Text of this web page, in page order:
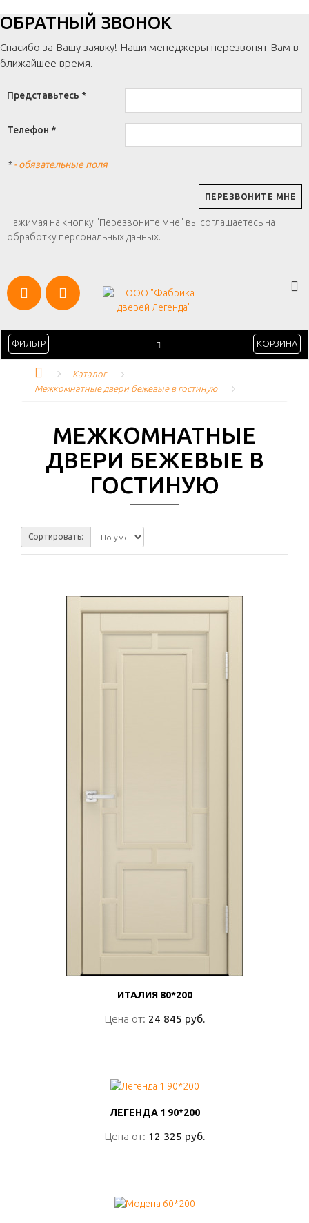
ОБРАТНЫЙ ЗВОНОК
Спасибо за Вашу заявку! Наши менеджеры перезвонят Вам в
ближайшее время.
Представьтесь *
Телефон *
*- обязательные поля
Нажимая на кнопку "Перезвоните мне" вы соглашаетесь на
обработку персональных данных.
ФИЛЬТР КОРЗИНА
Каталог
Межкомнатные двери бежевые в гостиную
МЕЖКОМНАТНЫЕ
ДВЕРИ БЕЖЕВЫЕ В
ГОСТИНУЮ
Сортировать:
ИТАЛИЯ 80*200
Цена от: 24 845 руб.
ИТАЛИЯ 80*200
Цена от: 24 845 руб.
ЛЕГЕНДА 1 90*200
Цена от: 12 325 руб.
ЛЕГЕНДА 1 90*200
Цена от: 12 325 руб.